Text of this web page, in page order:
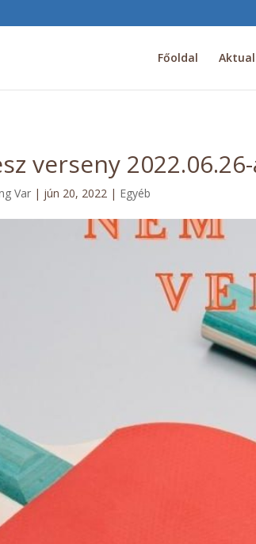
Főoldal
verseny
Var | jún 20, 2022 | Egyéb